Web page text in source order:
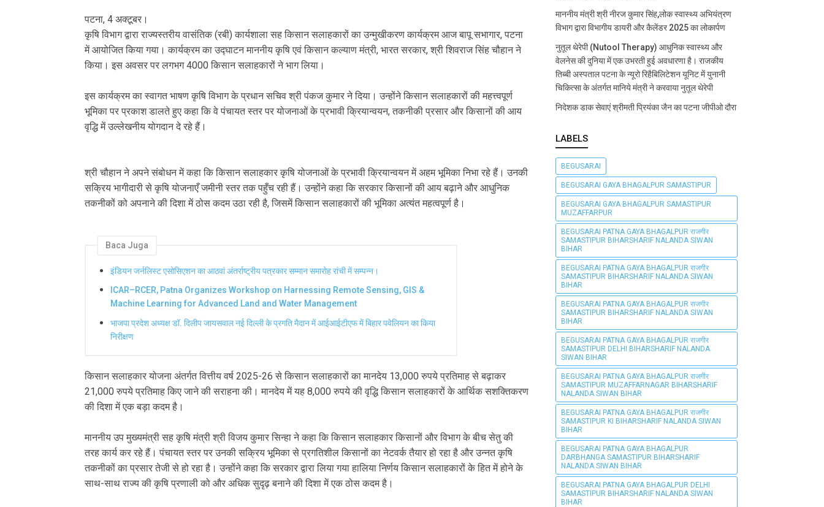
पटना, 4 अक्टूबर।
कृषि विभाग द्वारा राज्यस्तरीय वासंतिक (रबी) कार्यशाला सह किसान सलाहकारों का उन्मुखीकरण कार्यक्रम आज बापू सभागार, पटना
में आयोजित किया गया। कार्यक्रम का उद्घाटन माननीय कृषि एवं किसान कल्याण मंत्री, भारत सरकार, श्री शिवराज सिंह चौहान ने
किया। इस अवसर पर लगभग 4000 किसान सलाहकारों ने भाग लिया।
इस कार्यक्रम का स्वागत भाषण कृषि विभाग के प्रधान सचिव श्री पंकज कुमार ने दिया। उन्होंने किसान सलाहकारों की महत्त्वपूर्ण
भूमिका पर प्रकाश डालते हुए कहा कि वे पंचायत स्तर पर योजनाओं के प्रभावी क्रियान्वयन, तकनीकी प्रसार और किसानों की आय
वृद्धि में उल्लेखनीय योगदान दे रहे हैं।
श्री चौहान ने अपने संबोधन में कहा कि किसान सलाहकार कृषि योजनाओं के प्रभावी क्रियान्वयन में अहम भूमिका निभा रहे हैं। उनकी
सक्रिय भागीदारी से कृषि योजनाएँ जमीनी स्तर तक पहुँच रही हैं। उन्होंने कहा कि सरकार किसानों की आय बढ़ाने और आधुनिक
तकनीकों को अपनाने की दिशा में ठोस कदम उठा रही है, जिसमें किसान सलाहकारों की भूमिका अत्यंत महत्वपूर्ण है।
Baca Juga
इंडियन जर्नलिस्ट एसोसिएशन का आठवां अंतर्राष्ट्रीय पत्रकार सम्मान समारोह रांची में सम्पन्न।
ICAR–RCER, Patna Organizes Workshop on Harnessing Remote Sensing, GIS &
Machine Learning for Advanced Land and Water Management
भाजपा प्रदेश अध्यक्ष डॉ. दिलीप जायसवाल नई दिल्ली के प्रगति मैदान में आईआईटीएफ में बिहार पवेलियन का किया
निरीक्षण
किसान सलाहकार योजना अंतर्गत वित्तीय वर्ष 2025-26 से किसान सलाहकारों का मानदेय 13,000 रुपये प्रतिमाह से बढ़ाकर
21,000 रुपये प्रतिमाह किए जाने की सराहना की। मानदेय में यह 8,000 रुपये की वृद्धि किसान सलाहकारों के आर्थिक सशक्तिकरण
की दिशा में एक बड़ा कदम है।
माननीय उप मुख्यमंत्री सह कृषि मंत्री श्री विजय कुमार सिन्हा ने कहा कि किसान सलाहकार किसानों और विभाग के बीच सेतु की
तरह कार्य कर रहे हैं। पंचायत स्तर पर उनकी सक्रिय भूमिका से प्रगतिशील किसानों का नेटवर्क तैयार हो रहा है और उन्नत कृषि
तकनीकों का प्रसार तेजी से हो रहा है। उन्होंने कहा कि सरकार द्वारा लिया गया हालिया निर्णय किसान सलाहकारों के हित में होने के
साथ-साथ राज्य की कृषि प्रणाली को और अधिक सुदृढ़ बनाने की दिशा में एक ठोस कदम है।
माननीय मंत्री श्री नीरज कुमार सिंह,लोक स्वास्थ्य अभियंत्रण
विभाग द्वारा विभागीय डायरी और कैलेंडर 2025 का लोकार्पण
नुतूल थेरेपी (Nutool Therapy) आधुनिक स्वास्थ्य और
वेलनेस की दुनिया में एक उभरती हुई अवधारणा है। राजकीय
तिब्बी अस्पताल पटना के न्यूरो रिहैबिलिटेशन यूनिट में युनानी
चिकित्सा के अंतर्गत मानिये मंत्री ने करवाया नुतूल थेरेपी
निदेशक डाक सेवाएं श्रीमती प्रियंका जैन का पटना जीपीओ दौरा
LABELS
BEGUSARAI
BEGUSARAI GAYA BHAGALPUR SAMASTIPUR
BEGUSARAI GAYA BHAGALPUR SAMASTIPUR
MUZAFFARPUR
BEGUSARAI PATNA GAYA BHAGALPUR राजगीर
SAMASTIPUR BIHARSHARIF NALANDA SIWAN
BIHAR
BEGUSARAI PATNA GAYA BHAGALPUR राजगीर
SAMASTIPUR BIHARSHARIF NALANDA SIWAN
BIHAR
BEGUSARAI PATNA GAYA BHAGALPUR राजगीर
SAMASTIPUR BIHARSHARIF NALANDA SIWAN
BIHAR
BEGUSARAI PATNA GAYA BHAGALPUR राजगीर
SAMASTIPUR DELHI BIHARSHARIF NALANDA
SIWAN BIHAR
BEGUSARAI PATNA GAYA BHAGALPUR राजगीर
SAMASTIPUR MUZAFFARNAGAR BIHARSHARIF
NALANDA SIWAN BIHAR
BEGUSARAI PATNA GAYA BHAGALPUR राजगीर
SAMASTIPUR KI BIHARSHARIF NALANDA SIWAN
BIHAR
BEGUSARAI PATNA GAYA BHAGALPUR
DARBHANGA SAMASTIPUR BIHARSHARIF
NALANDA SIWAN BIHAR
BEGUSARAI PATNA GAYA BHAGALPUR DELHI
SAMASTIPUR BIHARSHARIF NALANDA SIWAN
BIHAR